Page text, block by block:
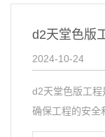
d2天堂色
2024-10-24
d2天堂色版工
确保工程的安